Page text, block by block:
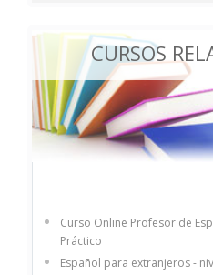
CURSOS
Curso Online Profesor de
Práctico
Español para extranjeros -